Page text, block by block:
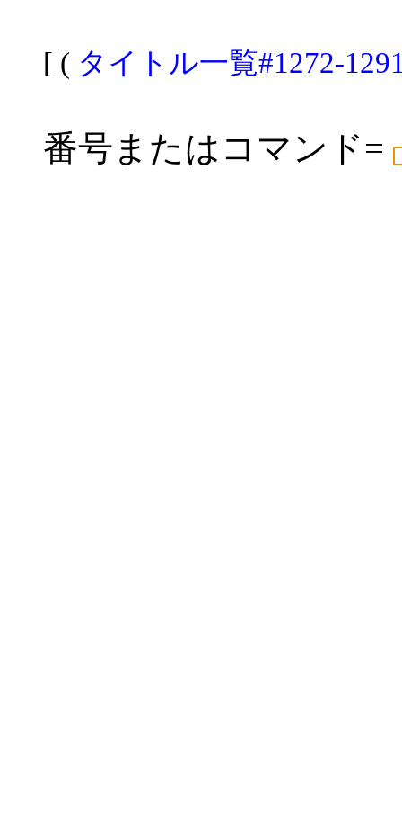
[ ( タイトル一覧#1272-
番号またはコマンド=